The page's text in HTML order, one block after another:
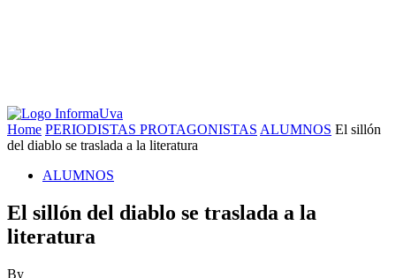
Home PERIODISTAS PROTAGONISTAS ALUMNOS El sillón
del diablo se traslada a la literatura
ALUMNOS
El sillón del diablo se traslada a la
literatura
By